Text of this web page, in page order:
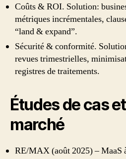
Coûts & ROI. Solution:
métriques incrémentales,
“land & expand”.
Sécurité & conformité.
revues trimestrielles,
registres de traitements.
Études de cas
marché
RE/MAX (août 2025) – MaaS